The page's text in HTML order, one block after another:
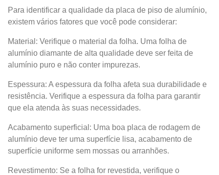
Para identificar a qualidade da placa de piso de alumínio,
existem vários fatores que você pode considerar:
Material: Verifique o material da folha. Uma folha de
alumínio diamante de alta qualidade deve ser feita de
alumínio puro e não conter impurezas.
Espessura: A espessura da folha afeta sua durabilidade e
resistência. Verifique a espessura da folha para garantir
que ela atenda às suas necessidades.
Acabamento superficial: Uma boa placa de rodagem de
alumínio deve ter uma superfície lisa, acabamento de
superfície uniforme sem mossas ou arranhões.
Revestimento: Se a folha for revestida, verifique o